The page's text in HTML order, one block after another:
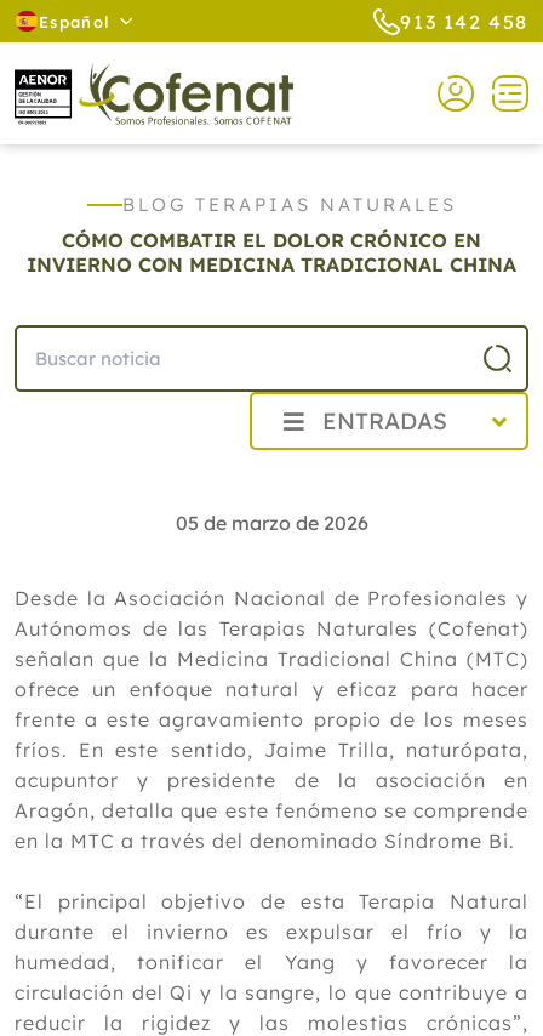
Español 913 142 458
BLOG TERAPIAS NATURALES
CÓMO COMBATIR EL DOLOR CRÓNICO EN
INVIERNO CON MEDICINA TRADICIONAL CHINA
ENTRADAS
Julio
Mayo
Abril
Marzo
Estudio sobre Meditación y calidad del
sueño:
¿Por qué nos sentimos diferentes
cuando cambia el tiempo? Cofenat
explica el papel de las hormonas
Acupuntura y Lactancia
¿Sabías para qué sirve el magnesio en
Eficacia y puntos óptimos de
acupresión auricular para el
tratamiento de la prediabetes:
¿OJOS ROJOS?¿ES CONJUNTIVITIS?
O ALGO PEOR AQUI TE CUENTO LA
DIFERENCIA
05 de marzo de 2026
Desde la Asociación Nacional de Profesionales y
Autónomos de las Terapias Naturales (Cofenat)
señalan que la Medicina Tradicional China (MTC)
ofrece un enfoque natural y eficaz para hacer
frente a este agravamiento propio de los meses
fríos. En este sentido, Jaime Trilla, naturópata,
acupuntor y presidente de la asociación en
Aragón, detalla que este fenómeno se comprende
en la MTC a través del denominado Síndrome Bi.
“El principal objetivo de esta Terapia Natural
durante el invierno es expulsar el frío y la
humedad, tonificar el Yang y favorecer la
circulación del Qi y la sangre, lo que contribuye a
reducir la rigidez y las molestias crónicas”,